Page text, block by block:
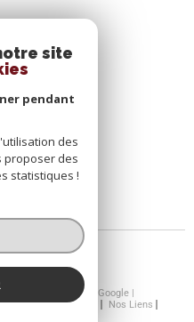
powered by Google |
Légales Admin
Nos Liens
site
pendant
des
proposer des
statistiques !